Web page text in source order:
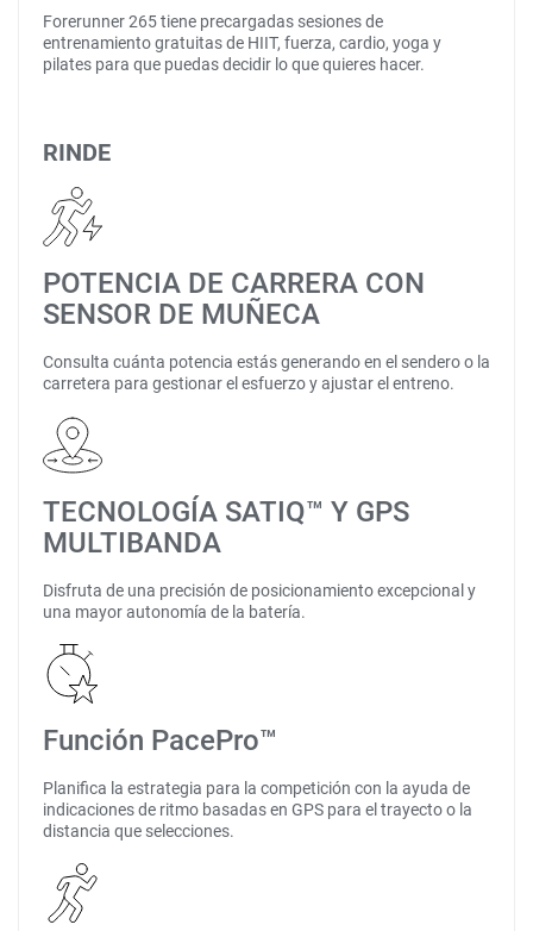
Forerunner 265 tiene precargadas sesiones de
entrenamiento gratuitas de HIIT, fuerza, cardio, yoga y
pilates para que puedas decidir lo que quieres hacer.
RINDE
POTENCIA DE CARRERA CON
SENSOR DE MUÑECA
Consulta cuánta potencia estás generando en el sendero o la
carretera para gestionar el esfuerzo y ajustar el entreno.
TECNOLOGÍA SATIQ™ Y GPS
MULTIBANDA
Disfruta de una precisión de posicionamiento excepcional y
una mayor autonomía de la batería.
Función PacePro™
Planifica la estrategia para la competición con la ayuda de
indicaciones de ritmo basadas en GPS para el trayecto o la
distancia que selecciones.